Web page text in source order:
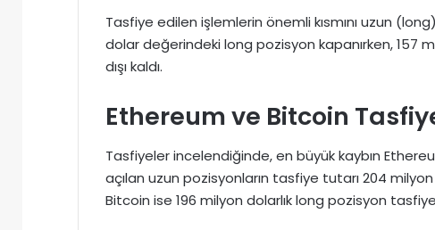
Tasfiye edilen işlemlerin önemli kısmını uzun
dolar değerindeki long pozisyon kapanırken, 157
dışı kaldı.
Ethereum ve Bitcoin
Tasfiyeler incelendiğinde, en büyük kaybın
açılan uzun pozisyonların tasfiye tutarı 204
Bitcoin ise 196 milyon dolarlık long pozisyon